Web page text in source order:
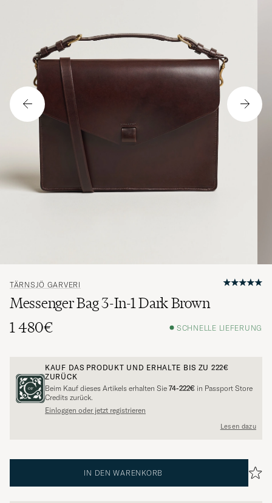
TÄRNSJÖ GARVERI
Messenger Bag 3-In-1 Dark Brown
1 480€
SCHNELLE LIEFERUNG
KAUF DAS PRODUKT UND ERHALTE BIS ZU 222€
ZURÜCK
Beim Kauf dieses Artikels erhalten Sie 74-222€ in Passport Store
Credits zurück.
Einloggen oder jetzt registrieren
Lesen dazu
IN DEN WARENKORB